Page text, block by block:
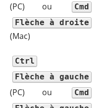
(PC) ou
Cmd
Flèche à droite
(Mac)
Ctrl
Flèche à gauche
(PC) ou
Cmd